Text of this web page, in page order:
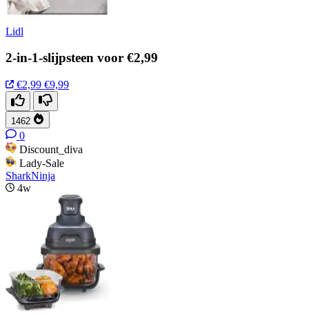
Lidl
2-in-1-slijpsteen voor €2,99
€2,99 €9,99
1462
0
Discount_diva
Lady-Sale
SharkNinja
4w